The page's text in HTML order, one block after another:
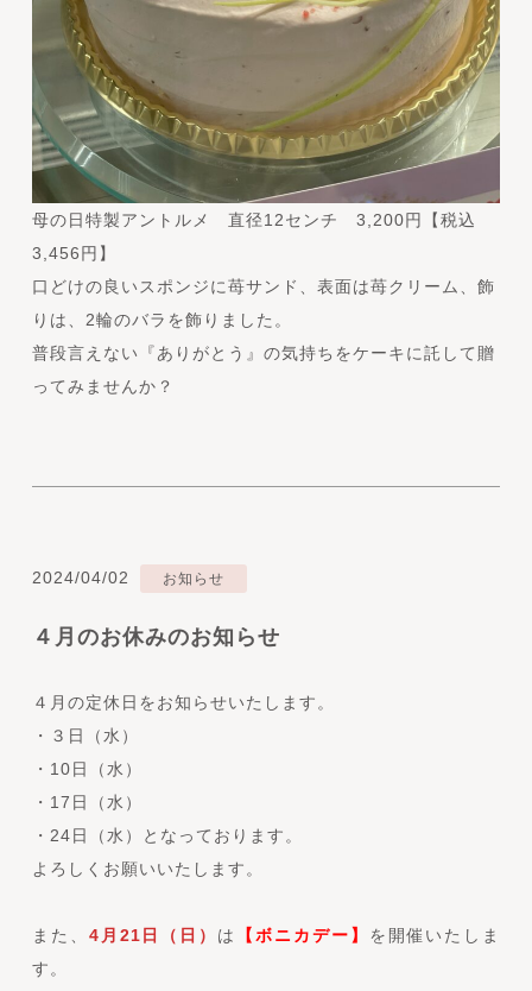
母の日特製アントルメ 直径12センチ 3,200円【税込
3,456円】
口どけの良いスポンジに苺サンド、表面は苺クリーム、飾
りは、2輪のバラを飾りました。
普段言えない『ありがとう』の気持ちをケーキに託して贈
ってみませんか？
2024/04/02 お知らせ
４月のお休みのお知らせ
４月の定休日をお知らせいたします。
・３日（水）
・10日（水）
・17日（水）
・24日（水）となっております。
よろしくお願いいたします。
また、 4月21日（日） は 【ボニカデー】 を開催いたしま
す。